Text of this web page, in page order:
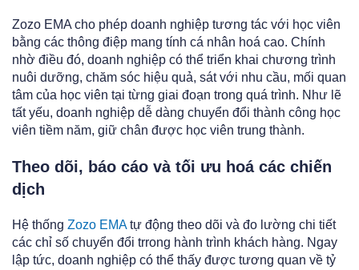
Zozo EMA cho phép doanh nghiệp tương tác với học viên
bằng các thông điệp mang tính cá nhân hoá cao. Chính
nhờ điều đó, doanh nghiệp có thể triển khai chương trình
nuôi dưỡng, chăm sóc hiệu quả, sát với nhu cầu, mối quan
tâm của học viên tại từng giai đoạn trong quá trình. Như lẽ
tất yếu, doanh nghiệp dễ dàng chuyển đổi thành công học
viên tiềm năm, giữ chân được học viên trung thành.
Theo dõi, báo cáo và tối ưu hoá các chiến
dịch
Hệ thống Zozo EMAtự động theo dõi và đo lường chi tiết
các chỉ số chuyển đổi trrong hành trình khách hàng. Ngay
lập tức, doanh nghiệp có thể thấy được tương quan về tỷ